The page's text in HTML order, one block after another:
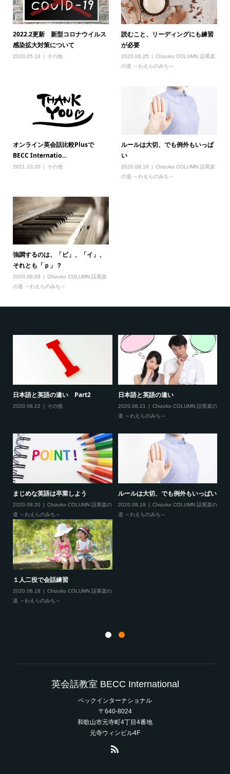
2022.2更新 新型コロナウイルス
感染拡大対策について
2020.05.18 その他
読むこと、リーディングにも練習
が必要
2020.06.25
Chizuko COLUMN 話英楽
の道 ～わえらのみち～
オンライン英会話比較Plusで
BECC Internatio...
2021.10.20 その他
ルールは大切、でも例外もいっぱ
い
2020.08.19
Chizuko COLUMN 話英楽
の道 ～わえらのみち～
強調するのは、「ピ」、「イ」、
それとも「ｐ」？
2020.06.09
Chizuko COLUMN 話英楽
の道 ～わえらのみち～
日本語と英語の違い Part2
2020.08.22 その他
日本語と英語の違い
2020.08.21
Chizuko COLUMN 話英楽の
道 ～わえらのみち～
まじめな英語は卒業しよう
2020.08.20
Chizuko COLUMN 話英楽の
道 ～わえらのみち～
ルールは大切、でも例外もいっぱい
2020.08.19
Chizuko COLUMN 話英楽の
道 ～わえらのみち～
１人二役で会話練習
2020.08.18
Chizuko COLUMN 話英楽の
道 ～わえらのみち～
英会話教室 BECC International
ベックインターナショナル
〒640-8024
和歌山市元寺町4丁目4番地
元寺ウィンビル4F